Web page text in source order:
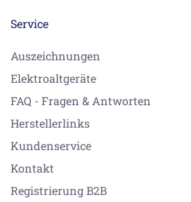
Service
Auszeichnungen
Elektroaltgeräte
FAQ - Fragen & Antworten
Herstellerlinks
Kundenservice
Kontakt
Registrierung B2B